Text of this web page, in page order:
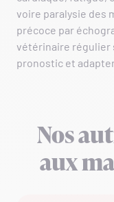
voire paralysie des
précoce par
vétérinaire régulier
pronostic et
Nos
aux